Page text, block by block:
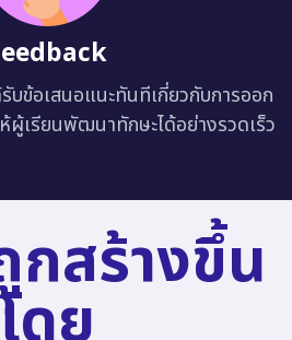
บข้อเสนอแนะทันทีเกี่ยวกับการออก
ผู้เรียนพัฒนาทักษะได้อย่างรวดเร็ว
กสร้างขึ้น